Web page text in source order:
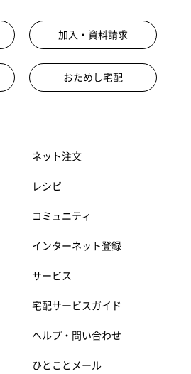
加入・資料請求
おためし宅配
ネット注文
レシピ
コミュニティ
インターネット登録
サービス
宅配サービスガイド
ヘルプ・問い合わせ
ひとことメール